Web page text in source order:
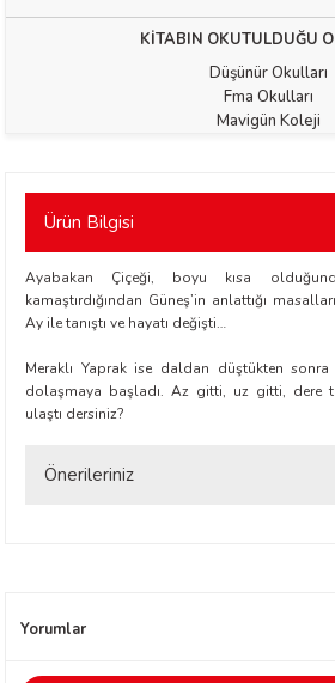
Shustak
KİTABIN OKUTULDUĞU
Düşünür Okulları
Fma Okulları
Mavigün Koleji
Ürün Bilgisi
Ayabakan Çiçeği, boyu kısa
kamaştırdığından Güneş’in anlattığı
Ay ile tanıştı ve hayatı değişti…
Meraklı Yaprak ise daldan düştükten
dolaşmaya başladı. Az gitti, uz gitti, dere
ulaştı dersiniz?
Önerileriniz
Yorumlar